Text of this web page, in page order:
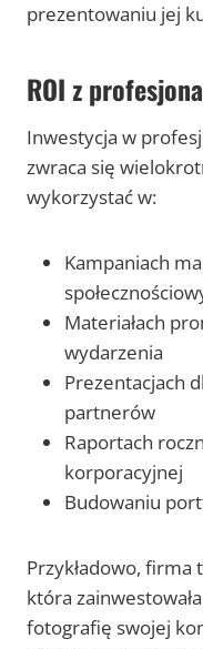
prezentowaniu jej
ROI z
Inwestycja w
zwraca się
wykorzystać w:
Kampaniach
Materiałach
wydarzenia
Prezentacjach
partnerów
Raportach
korporacyjnej
Budowaniu
Przykładowo, firma
która
fotografię swojej